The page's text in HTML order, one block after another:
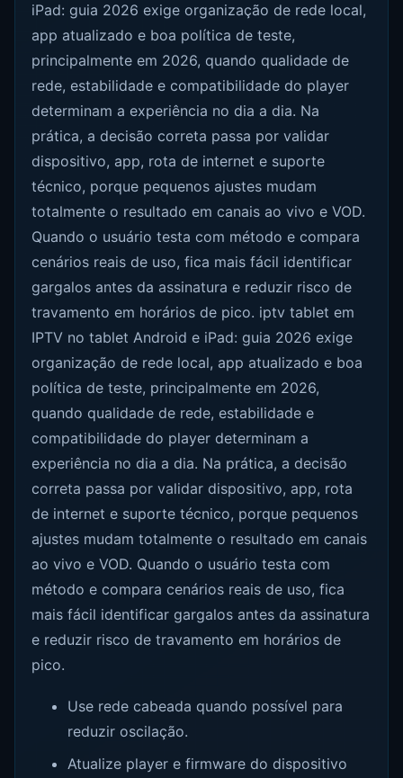
iPad: guia 2026 exige organização de rede local,
app atualizado e boa política de teste,
principalmente em 2026, quando qualidade de
rede, estabilidade e compatibilidade do player
determinam a experiência no dia a dia. Na
prática, a decisão correta passa por validar
dispositivo, app, rota de internet e suporte
técnico, porque pequenos ajustes mudam
totalmente o resultado em canais ao vivo e VOD.
Quando o usuário testa com método e compara
cenários reais de uso, fica mais fácil identificar
gargalos antes da assinatura e reduzir risco de
travamento em horários de pico. iptv tablet em
IPTV no tablet Android e iPad: guia 2026 exige
organização de rede local, app atualizado e boa
política de teste, principalmente em 2026,
quando qualidade de rede, estabilidade e
compatibilidade do player determinam a
experiência no dia a dia. Na prática, a decisão
correta passa por validar dispositivo, app, rota
de internet e suporte técnico, porque pequenos
ajustes mudam totalmente o resultado em canais
ao vivo e VOD. Quando o usuário testa com
método e compara cenários reais de uso, fica
mais fácil identificar gargalos antes da assinatura
e reduzir risco de travamento em horários de
pico.
Use rede cabeada quando possível para
reduzir oscilação.
Atualize player e firmware do dispositivo